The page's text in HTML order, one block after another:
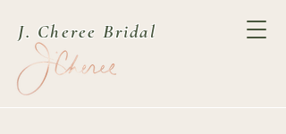
J. Cheree Bridal